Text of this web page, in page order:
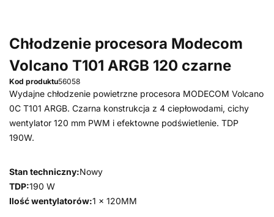
Chłodzenie procesora Modecom
Volcano T101 ARGB 120 czarne
Kod produktu56058
Wydajne chłodzenie powietrzne procesora MODECOM Volcano
0C T101 ARGB. Czarna konstrukcja z 4 ciepłowodami, cichy
wentylator 120 mm PWM i efektowne podświetlenie. TDP
190W.
Stan techniczny:Nowy
TDP:190 W
Ilość wentylatorów:1 x 120MM